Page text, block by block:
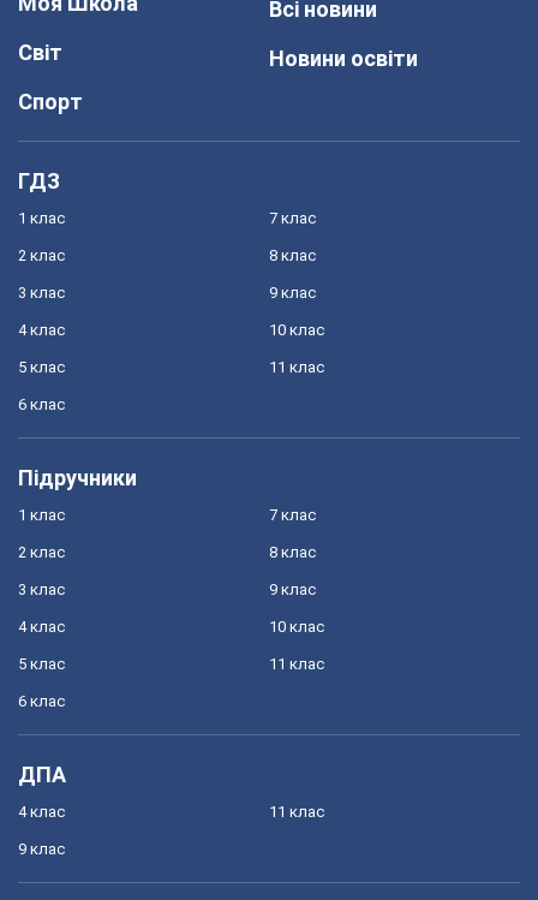
Світ
Спорт
Всі новини
Новини освіти
ГДЗ
1 клас
2 клас
3 клас
4 клас
5 клас
6 клас
7 клас
8 клас
9 клас
10 клас
11 клас
Підручники
1 клас
2 клас
3 клас
4 клас
5 клас
6 клас
7 клас
8 клас
9 клас
10 клас
11 клас
ДПА
4 клас
9 клас
11 клас